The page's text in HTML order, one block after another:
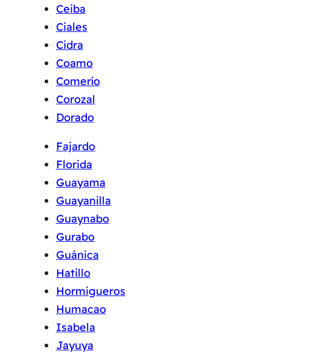
Ceiba
Ciales
Cidra
Coamo
Comerío
Corozal
Dorado
Fajardo
Florida
Guayama
Guayanilla
Guaynabo
Gurabo
Guánica
Hatillo
Hormigueros
Humacao
Isabela
Jayuya